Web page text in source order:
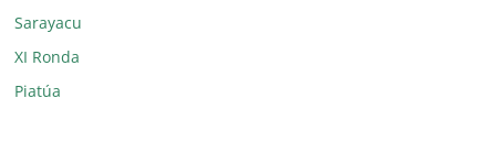
Sarayacu
XI Ronda
Piatúa